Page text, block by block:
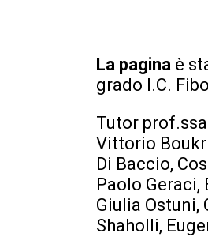
La pagina è
grado I.C.
Tutor
Vittorio
Di Baccio,
Paolo Geraci,
Giulia Ostuni,
Shaholli,